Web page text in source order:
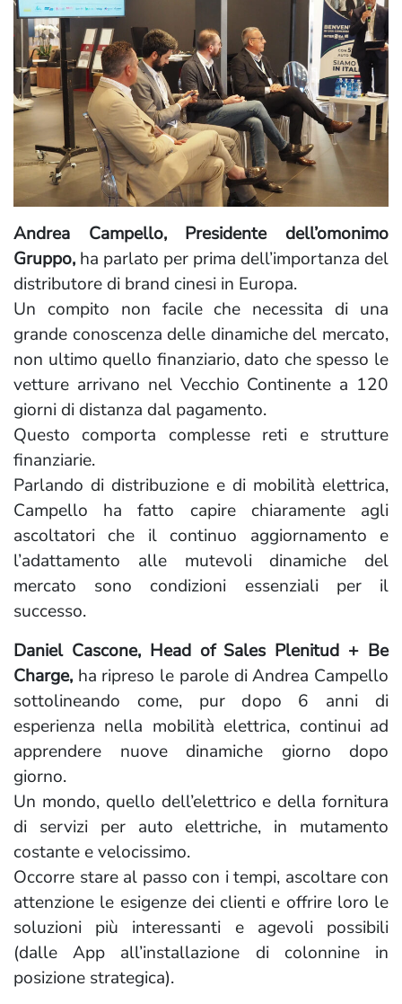
Andrea Campello, Presidente dell’omonimo
Gruppo, ha parlato per prima dell’importanza del
distributore di brand cinesi in Europa.
Un compito non facile che necessita di una
grande conoscenza delle dinamiche del mercato,
non ultimo quello finanziario, dato che spesso le
vetture arrivano nel Vecchio Continente a 120
giorni di distanza dal pagamento.
Questo comporta complesse reti e strutture
finanziarie.
Parlando di distribuzione e di mobilità elettrica,
Campello ha fatto capire chiaramente agli
ascoltatori che il continuo aggiornamento e
l’adattamento alle mutevoli dinamiche del
mercato sono condizioni essenziali per il
successo.
Daniel Cascone, Head of Sales Plenitud + Be
Charge, ha ripreso le parole di Andrea Campello
sottolineando come, pur dopo 6 anni di
esperienza nella mobilità elettrica, continui ad
apprendere nuove dinamiche giorno dopo
giorno.
Un mondo, quello dell’elettrico e della fornitura
di servizi per auto elettriche, in mutamento
costante e velocissimo.
Occorre stare al passo con i tempi, ascoltare con
attenzione le esigenze dei clienti e offrire loro le
soluzioni più interessanti e agevoli possibili
(dalle App all’installazione di colonnine in
posizione strategica).